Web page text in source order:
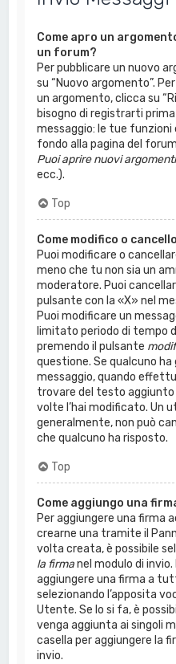
Come apro un
un forum?
Per pubblicare un nuovo
su “Nuovo argomento”.
un argomento, clicca su
bisogno di registrarti
messaggio: le tue funzioni
fondo alla pagina del
Puoi aprire nuovi argomenti
ecc.).
Top
Come modifico o
Puoi modificare o
meno che tu non sia un
moderatore. Puoi
pulsante con la «X» nel
Puoi modificare un
limitato periodo di tempo
premendo il pulsante
questione. Se qualcuno
messaggio, quando
trovare del testo
volte l’hai modificato. Un
generalmente, non può
che qualcuno ha risposto.
Top
Come aggiungo una
Per aggiungere una firma
crearne una tramite il
volta creata, è possibile
la firmanel modulo di
aggiungere una firma a
selezionando l’apposita
Utente. Se lo si fa, è
venga aggiunta ai singoli
casella per aggiungere la
invio.